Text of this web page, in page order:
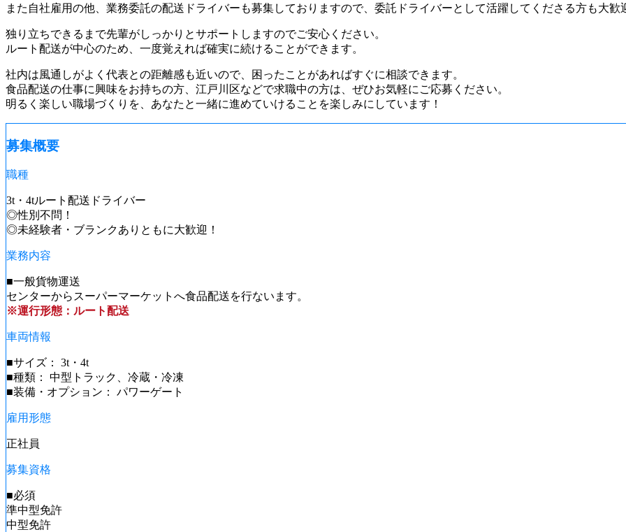
また自社雇用の他、業務委託の配送ドライバーも募集しておりますので、委託ドライバーとして活躍してくださる方も大歓
独り立ちできるまで先輩がしっかりとサポートしますのでご安心ください。
ルート配送が中心のため、一度覚えれば確実に続けることができます。
社内は風通しがよく代表との距離感も近いので、困ったことがあればすぐに相談できます。
食品配送の仕事に興味をお持ちの方、江戸川区などで求職中の方は、ぜひお気軽にご応募ください。
明るく楽しい職場づくりを、あなたと一緒に進めていけることを楽しみにしています！
募集概要
職種
3t・4tルート配送ドライバー
◎性別不問！
◎未経験者・ブランクありともに大歓迎！
業務内容
■一般貨物運送
センターからスーパーマーケットへ食品配送を行ないます。
※運行形態：ルート配送
車両情報
■サイズ： 3t・4t
■種類： 中型トラック、冷蔵・冷凍
■装備・オプション： パワーゲート
雇用形態
正社員
募集資格
■必須
準中型免許
中型免許